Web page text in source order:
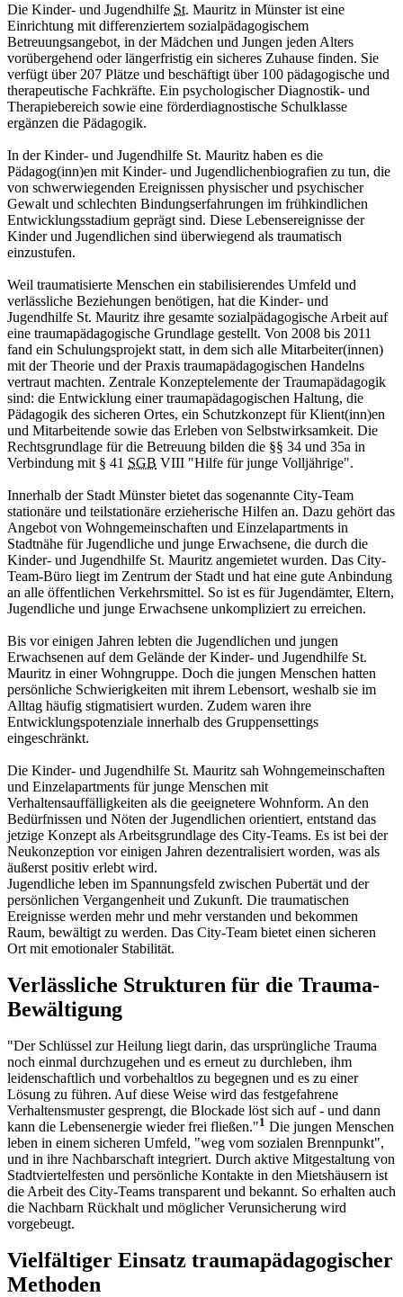
Die Kinder- und Jugendhilfe St. Mauritz in Münster ist eine
Einrichtung mit differenziertem sozialpädagogischem
Betreuungsangebot, in der Mädchen und Jungen jeden Alters
vorübergehend oder längerfristig ein sicheres Zuhause finden. Sie
verfügt über 207 Plätze und beschäftigt über 100 pädagogische und
therapeutische Fachkräfte. Ein psychologischer Diagnostik- und
Therapiebereich sowie eine förderdiagnostische Schulklasse
ergänzen die Pädagogik.
In der Kinder- und Jugendhilfe St. Mauritz haben es die
Pädagog(inn)en mit Kinder- und Jugendlichenbiografien zu tun, die
von schwerwiegenden Ereignissen physischer und psychischer
Gewalt und schlechten Bindungserfahrungen im frühkindlichen
Entwicklungsstadium geprägt sind. Diese Lebensereignisse der
Kinder und Jugendlichen sind überwiegend als traumatisch
einzustufen.
Weil traumatisierte Menschen ein stabilisierendes Umfeld und
verlässliche Beziehungen benötigen, hat die Kinder- und
Jugendhilfe St. Mauritz ihre gesamte sozialpädagogische Arbeit auf
eine traumapädagogische Grundlage gestellt. Von 2008 bis 2011
fand ein Schulungsprojekt statt, in dem sich alle Mitarbeiter(innen)
mit der Theorie und der Praxis traumapädagogischen Handelns
vertraut machten. Zentrale Konzeptelemente der Trauma­pädagogik
sind: die Entwicklung einer traumapädagogischen Haltung, die
Pädagogik des sicheren Ortes, ein Schutzkonzept für Klient(inn)en
und Mitarbeitende sowie das Erleben von Selbstwirksamkeit. Die
Rechtsgrundlage für die Betreuung bilden die §§ 34 und 35a in
Verbindung mit § 41 SGB VIII "Hilfe für junge Volljährige".
Innerhalb der Stadt Münster bietet das sogenannte City-Team
stationäre und teilstationäre erzieherische Hilfen an. Da­zu gehört das
Angebot von Wohngemeinschaften und Einzelapartments in
Stadtnähe für Jugendliche und junge Erwachsene, die durch die
Kinder- und Jugendhilfe St. Mauritz angemietet wurden. Das City-
Team-Büro liegt im Zentrum der Stadt und hat eine gute Anbindung
an alle öffentlichen Verkehrsmittel. So ist es für Jugendämter, Eltern,
Jugendliche und junge Erwachsene unkompliziert zu erreichen.
Bis vor einigen Jahren lebten die Jugendlichen und jungen
Erwachsenen auf dem Gelände der Kinder- und Jugendhilfe St.
Mauritz in einer Wohngruppe. Doch die jungen Menschen hatten
persönliche Schwierigkeiten mit ihrem Lebensort, weshalb sie im
Alltag häufig stigmatisiert wurden. Zudem waren ihre
Entwicklungspotenziale innerhalb des Gruppensettings
eingeschränkt.
Die Kinder- und Jugendhilfe St. Mauritz sah Wohngemeinschaften
und Einzelapartments für junge Menschen mit
Verhaltensauffälligkeiten als die geeignetere Wohnform. An den
Bedürfnissen und Nöten der Jugendlichen orientiert, entstand das
jetzige Konzept als Arbeitsgrundlage des City-Teams. Es ist bei der
Neukonzeption vor einigen Jahren dezentralisiert worden, was als
äußerst positiv erlebt wird.
Jugendliche leben im Spannungsfeld zwischen Pubertät und der
persönlichen Vergangenheit und Zukunft. Die traumatischen
Ereignisse werden mehr und mehr verstanden und bekommen
Raum, bewältigt zu werden. Das City-Team bietet einen sicheren
Ort mit emotionaler Stabilität.
Verlässliche Strukturen für die Trauma-
Bewältigung
"Der Schlüssel zur Heilung liegt darin, das ursprüngliche Trauma
noch einmal durchzugehen und es erneut zu durch­leben, ihm
leidenschaftlich und vorbehaltlos zu begegnen und es zu einer
Lösung zu führen. Auf diese Weise wird das festgefahrene
Verhaltensmuster gesprengt, die Blockade löst sich auf - und dann
kann die Lebensenergie wieder frei fließen."1 Die jungen Menschen
leben in einem sicheren Umfeld, "weg vom sozialen Brennpunkt",
und in ihre Nachbarschaft integriert. Durch aktive Mitgestaltung von
Stadtviertelfesten und persönliche Kontakte in den Mietshäusern ist
die Arbeit des City-Teams transparent und bekannt. So erhalten auch
die Nachbarn Rückhalt und möglicher Verunsicherung wird
vorgebeugt.
Vielfältiger Einsatz traumapädagogischer
Methoden